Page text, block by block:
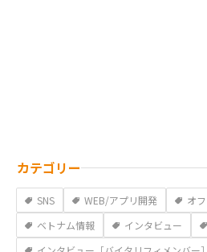
カテゴリー
SNS WEB/アプリ開発 オ
ベトナム情報
インタビュー